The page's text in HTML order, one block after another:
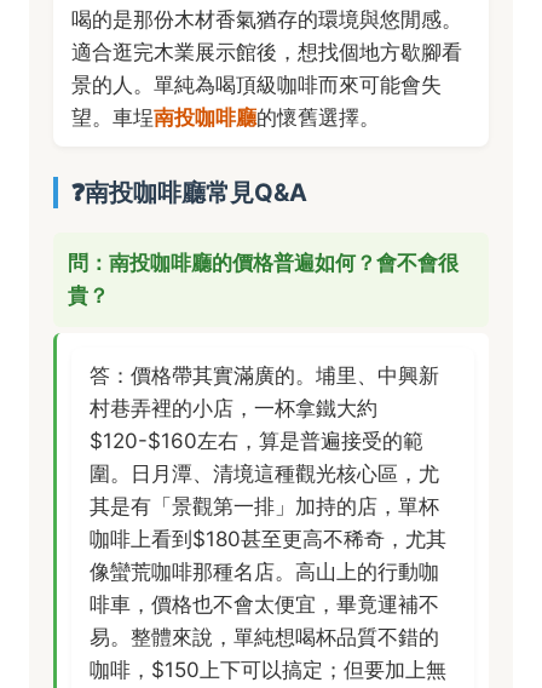
喝的是那份木材香氣猶存的環境與悠閒感。
適合逛完木業展示館後，想找個地方歇腳看
景的人。單純為喝頂級咖啡而來可能會失
望。車埕南投咖啡廳的懷舊選擇。
❓南投咖啡廳常見Q&A
問：南投咖啡廳的價格普遍如何？會不會很
貴？
答：價格帶其實滿廣的。埔里、中興新
村巷弄裡的小店，一杯拿鐵大約
$120-$160左右，算是普遍接受的範
圍。日月潭、清境這種觀光核心區，尤
其是有「景觀第一排」加持的店，單杯
咖啡上看到$180甚至更高不稀奇，尤其
像蠻荒咖啡那種名店。高山上的行動咖
啡車，價格也不會太便宜，畢竟運補不
易。整體來說，單純想喝杯品質不錯的
咖啡，$150上下可以搞定；但要加上無